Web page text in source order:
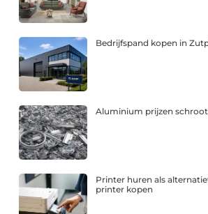
Bedrijfspand kopen in
Aluminium prijzen
Printer huren als
printer kopen